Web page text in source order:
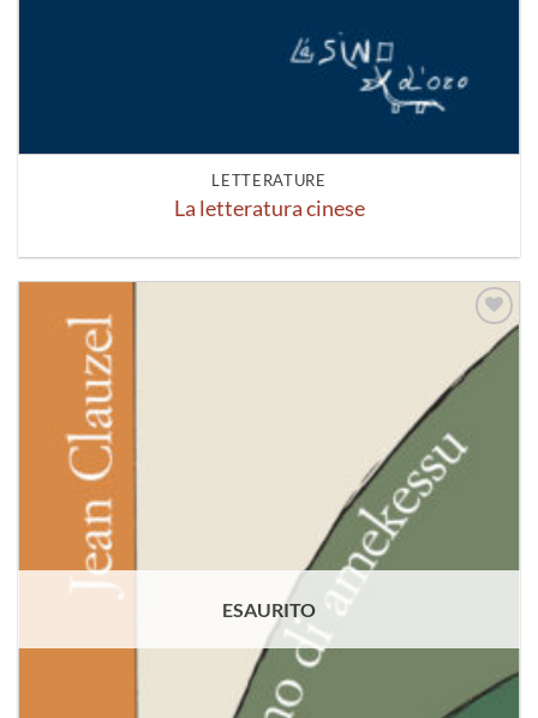
LETTERATURE
La letteratura cinese
Aggiungi
alla lista
dei
desideri
ESAURITO